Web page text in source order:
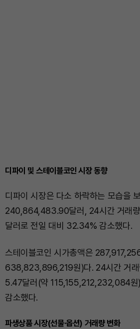
디파이 및 스테이블코인 시장 동향
디파이 시장은 다소 하락하는 모습을
240,864,483.90달러, 24시간 거래
달러로 전일 대비 32.34% 감소했다.
스테이블코인 시가총액은
638,823,896,219원)다. 24시간 거
5.47달러(약 115,155,212,232,084
감소했다.
파생상품 시장(선물·옵션) 거래량 변화